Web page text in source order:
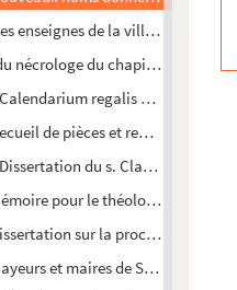
enseignes de la ville de Saint-
nécrologe du chapitre de Saint-
Calendarium regalis et insignis
de pièces et remarques sur
Dissertation du s. Claude
pour le théologal de Saint-
sur la procession de la
et maires de Saint-Quentin,